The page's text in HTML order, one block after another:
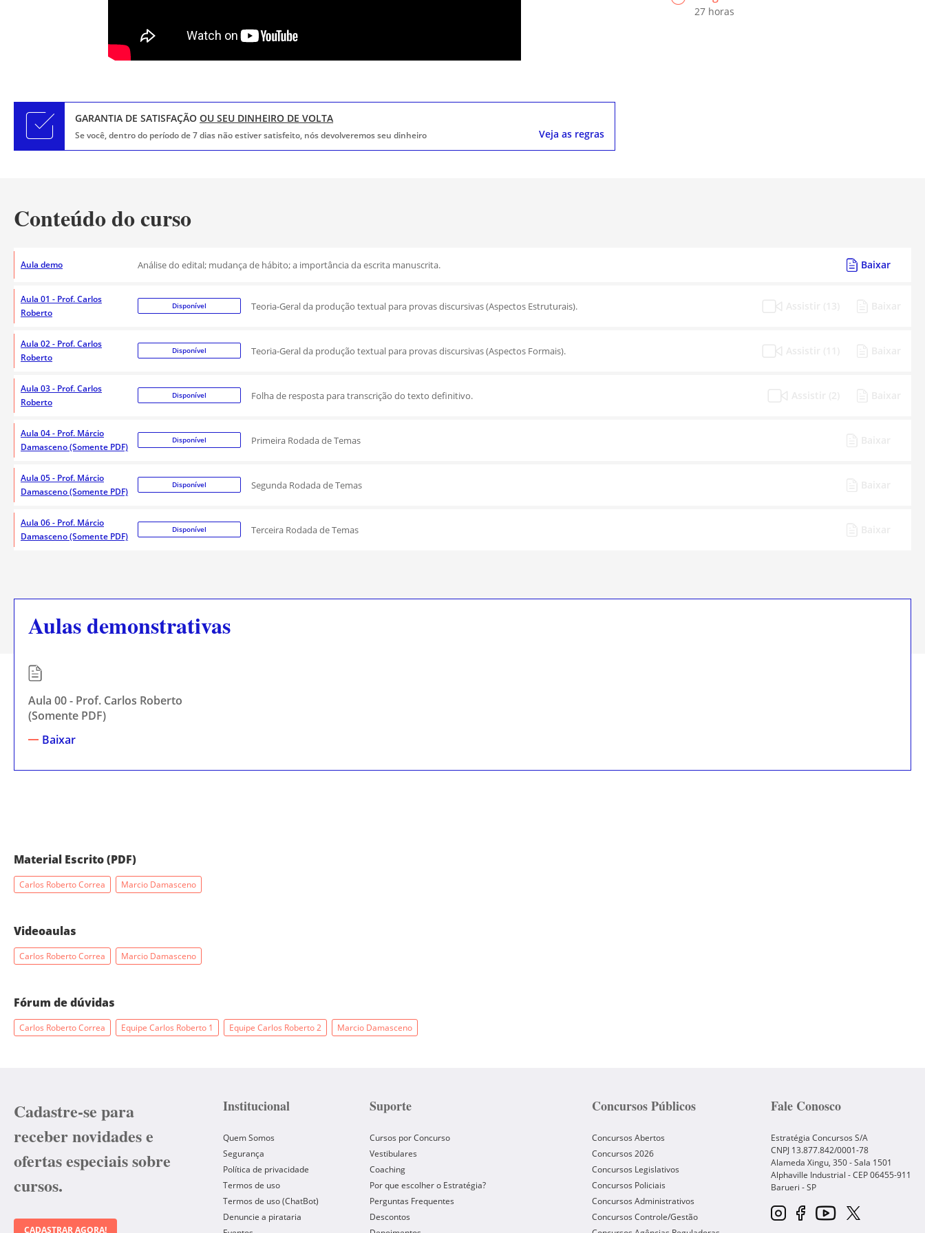
GARANTIA DE SATISFAÇÃOOU SEU DINHEIRO DE VOLTA
Se você, dentro do período de 7 dias não estiver satisfeito, nós devolveremos seu dinheiro Veja as regras
27 horas
Conteúdo do curso
Aula demo Análise do edital; mudança de hábito; a importância da escrita manuscrita. Baixar
Aula 01 - Prof. Carlos
Roberto
Disponível Teoria-Geral da produção textual para provas discursivas (Aspectos Estruturais).
Aula 02 - Prof. Carlos
Roberto
Disponível Teoria-Geral da produção textual para provas discursivas (Aspectos Formais).
Aula 03 - Prof. Carlos
Roberto
Disponível Folha de resposta para transcrição do texto definitivo.
Aula 04 - Prof. Márcio
Damasceno (Somente PDF)
Disponível Primeira Rodada de Temas
Aula 05 - Prof. Márcio
Damasceno (Somente PDF)
Disponível Segunda Rodada de Temas
Aula 06 - Prof. Márcio
Damasceno (Somente PDF)
Disponível Terceira Rodada de Temas
Aulas demonstrativas
Aula 00 - Prof. Carlos Roberto
(Somente PDF)
Baixar
Material Escrito (PDF)
Carlos Roberto Correa Marcio Damasceno
Videoaulas
Carlos Roberto Correa Marcio Damasceno
Fórum de dúvidas
Carlos Roberto Correa Equipe Carlos Roberto 1 Equipe Carlos Roberto 2 Marcio Damasceno
Cadastre-se para
receber novidades e
ofertas especiais sobre
cursos.
CADASTRAR AGORA!
Institucional
Quem Somos
Segurança
Política de privacidade
Termos de uso
Termos de uso (ChatBot)
Denuncie a pirataria
Suporte
Cursos por Concurso
Vestibulares
Coaching
Por que escolher o Estratégia?
Perguntas Frequentes
Descontos
Concursos Públicos
Concursos Abertos
Concursos 2026
Concursos Legislativos
Concursos Policiais
Concursos Administrativos
Concursos Controle/Gestão
Fale Conosco
Estratégia Concursos S/A
CNPJ 13.877.842/0001-78
Alameda Xingu, 350 - Sala 1501
Alphaville Industrial - CEP06455-911
Barueri -SP